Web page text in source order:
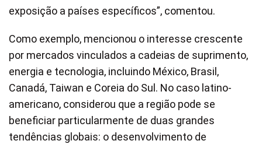
exposição a países específicos”, comentou.
Como exemplo, mencionou o interesse crescente
por mercados vinculados a cadeias de suprimento,
energia e tecnologia, incluindo México, Brasil,
Canadá, Taiwan e Coreia do Sul. No caso latino-
americano, considerou que a região pode se
beneficiar particularmente de duas grandes
tendências globais: o desenvolvimento de